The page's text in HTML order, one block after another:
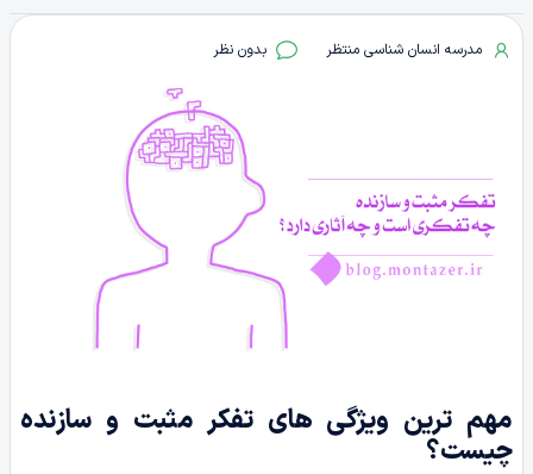
مدرسه انسان شناسی منتظر بدون نظر
مهم ترین ویژگی های تفکر مثبت و سازنده
چیست؟